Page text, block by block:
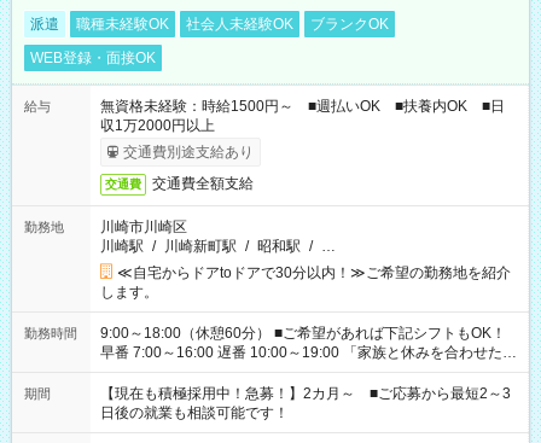
派遣 職種未経験OK 社会人未経験OK
ブランクOK
WEB登録・面接OK
給与
無資格未経験：時給1500円～ ■週払いOK ■扶養内OK ■日
収1万2000円以上
交通費別途支給あり
交通費 交通費全額支給
勤務地
川崎市川崎区
川崎駅 / 川崎新町駅 / 昭和駅 / …
≪自宅からドアtoドアで30分以内！≫ご希望の勤務地を紹介
します。
勤務時間
9:00～18:00（休憩60分） ■ご希望があれば下記シフトもOK！
早番 7:00～16:00 遅番 10:00～19:00 「家族と休みを合わせた
い」 「余裕を持って夕飯の準備がしたい」 「できれば残業はし
たくない」 など、ご希望を教えてくださいね。 ※Wワーク希望
の方へ 今ご覧のお仕事で希望する勤務時間と、もう1つのお仕事
の勤務時間。 合計で週40時間を超える場合は応募できません。
期間
【現在も積極採用中！急募！】2カ月～ ■ご応募から最短2～3
日後の就業も相談可能です！